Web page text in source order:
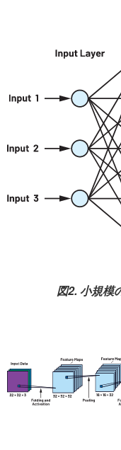
図2. 小規模